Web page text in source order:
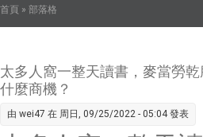
您在這裡
首頁 » 部落格
太多人窩一整天讀書，麥當勞
什麼商機？
由 wei47 在 周日, 09/25/2022 - 05:04 發表